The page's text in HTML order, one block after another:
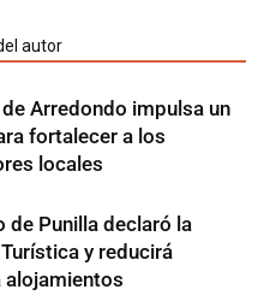
autor
Arredondo impulsa un
fortalecer a los
locales
de Punilla declaró la
y reducirá
alojamientos